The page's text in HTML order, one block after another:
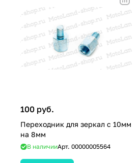
100 руб.
Переходник для зеркал с 10мм
на 8мм
В наличииАрт. 00000005564